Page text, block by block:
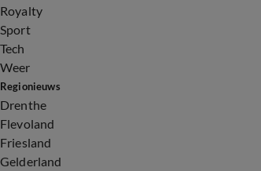
Royalty
Sport
Tech
Weer
Regionieuws
Drenthe
Flevoland
Friesland
Gelderland